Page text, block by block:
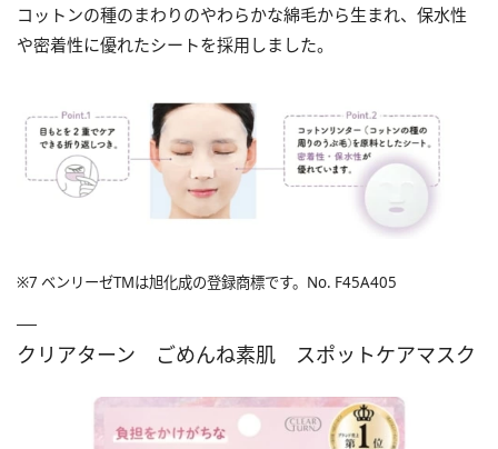
コットンの種のまわりのやわらかな綿毛から生まれ、保水性
や密着性に優れたシートを採用しました。
※7 ベンリーゼTMは旭化成の登録商標です。No. F45A405
クリアターン ごめんね素肌 スポットケアマスク